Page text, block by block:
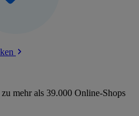
mehr als 39.000 Online-Shops